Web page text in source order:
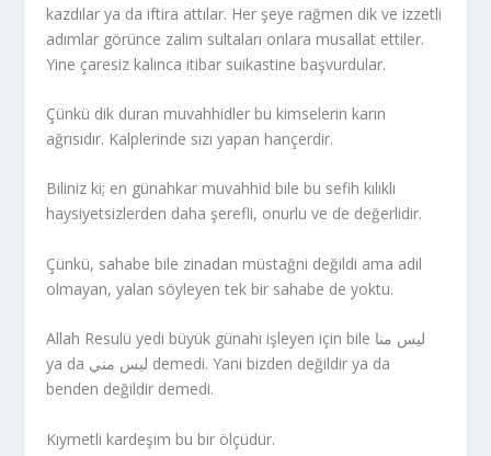
kazdılar ya da iftira attılar. Her şeye rağmen dik ve izzetli
adımlar görünce zalim sultaları onlara musallat ettiler.
Yine çaresiz kalınca itibar suikastine başvurdular.
Çünkü dik duran muvahhidler bu kimselerin karın
ağrısıdır. Kalplerinde sızı yapan hançerdir.
Biliniz ki; en günahkar muvahhid bile bu sefih kılıklı
haysiyetsizlerden daha şerefli, onurlu ve de değerlidir.
Çünkü, sahabe bile zinadan müstağni değildi ama adil
olmayan, yalan söyleyen tek bir sahabe de yoktu.
Allah Resulü yedi büyük günahı işleyen için bile ليس منا
ya da ليس مني demedi. Yani bizden değildir ya da
benden değildir demedi.
Kıymetli kardeşim bu bir ölçüdür.